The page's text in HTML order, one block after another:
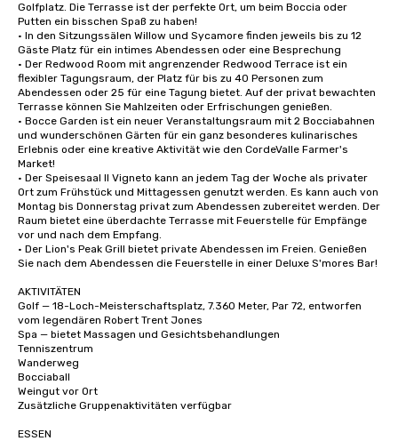
Golfplatz. Die Terrasse ist der perfekte Ort, um beim Boccia oder
Putten ein bisschen Spaß zu haben!
• In den Sitzungssälen Willow und Sycamore finden jeweils bis zu 12
Gäste Platz für ein intimes Abendessen oder eine Besprechung
• Der Redwood Room mit angrenzender Redwood Terrace ist ein
flexibler Tagungsraum, der Platz für bis zu 40 Personen zum
Abendessen oder 25 für eine Tagung bietet. Auf der privat bewachten
Terrasse können Sie Mahlzeiten oder Erfrischungen genießen.
• Bocce Garden ist ein neuer Veranstaltungsraum mit 2 Bocciabahnen
und wunderschönen Gärten für ein ganz besonderes kulinarisches
Erlebnis oder eine kreative Aktivität wie den CordeValle Farmer's
Market!
• Der Speisesaal Il Vigneto kann an jedem Tag der Woche als privater
Ort zum Frühstück und Mittagessen genutzt werden. Es kann auch von
Montag bis Donnerstag privat zum Abendessen zubereitet werden. Der
Raum bietet eine überdachte Terrasse mit Feuerstelle für Empfänge
vor und nach dem Empfang.
• Der Lion's Peak Grill bietet private Abendessen im Freien. Genießen
Sie nach dem Abendessen die Feuerstelle in einer Deluxe S'mores Bar!
AKTIVITÄTEN
Golf — 18-Loch-Meisterschaftsplatz, 7.360 Meter, Par 72, entworfen
vom legendären Robert Trent Jones
Spa — bietet Massagen und Gesichtsbehandlungen
Tenniszentrum
Wanderweg
Bocciaball
Weingut vor Ort
Zusätzliche Gruppenaktivitäten verfügbar
ESSEN